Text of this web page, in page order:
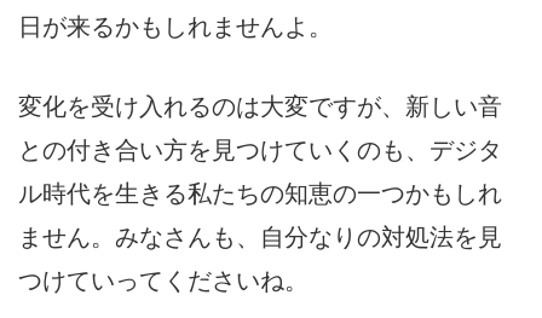
日が来るかもしれませんよ。
変化を受け入れるのは大変ですが、新しい音
との付き合い方を見つけていくのも、デジタ
ル時代を生きる私たちの知恵の一つかもしれ
ません。みなさんも、自分なりの対処法を見
つけていってくださいね。